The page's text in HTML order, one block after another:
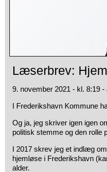
Læserbrev:
9. november 2021 - kl. 8:19 -
I Frederikshavn Kommune
Og ja, jeg skriver igen igen
politisk stemme og den rolle
I 2017 skrev jeg et indlæg
hjemløse i Frederikshavn
alder.